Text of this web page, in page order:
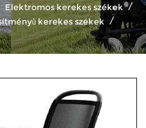
Elektromos kerekes székek /
kerekes székek /